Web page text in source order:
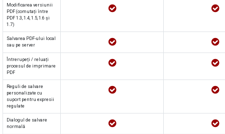
Modificarea versiunii
PDF (comutați între
PDF 1.3, 1.4, 1.5, 1.6 și
1.7)
Salvarea PDF-ului local
sau pe server
Întrerupeți / reluați
procesul de imprimare
PDF
Reguli de salvare
personalizate cu
suport pentru expresii
regulate
Dialogul de salvare
normală